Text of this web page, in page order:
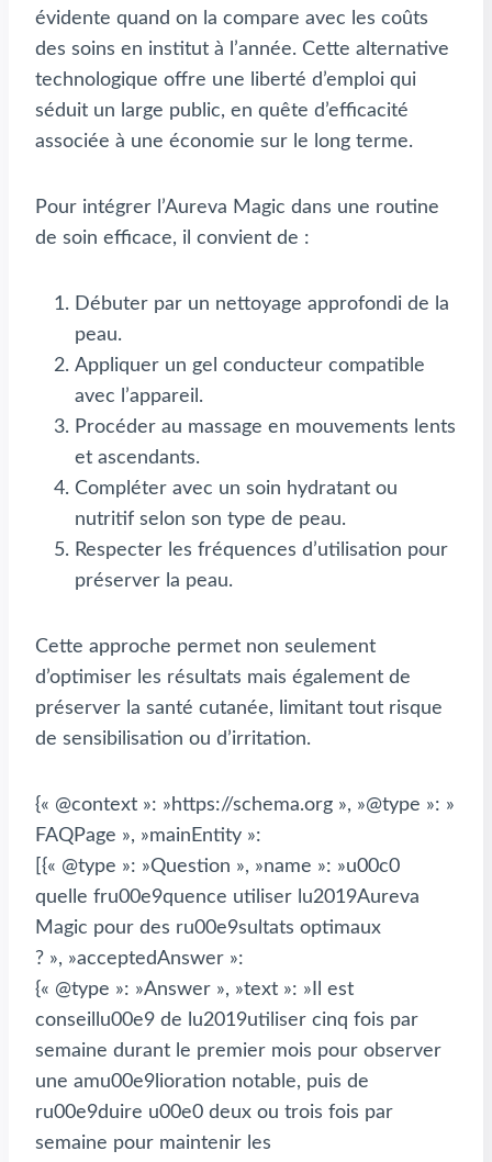
évidente quand on la compare avec les coûts
des soins en institut à l’année. Cette alternative
technologique offre une liberté d’emploi qui
séduit un large public, en quête d’efficacité
associée à une économie sur le long terme.
Pour intégrer l’Aureva Magic dans une routine
de soin efficace, il convient de :
Débuter par un nettoyage approfondi de la
peau.
Appliquer un gel conducteur compatible
avec l’appareil.
Procéder au massage en mouvements lents
et ascendants.
Compléter avec un soin hydratant ou
nutritif selon son type de peau.
Respecter les fréquences d’utilisation pour
préserver la peau.
Cette approche permet non seulement
d’optimiser les résultats mais également de
préserver la santé cutanée, limitant tout risque
de sensibilisation ou d’irritation.
{« @context »: »https://schema.org », »@type »: »
FAQPage », »mainEntity »:
[{« @type »: »Question », »name »: »u00c0
quelle fru00e9quence utiliser lu2019Aureva
Magic pour des ru00e9sultats optimaux
? », »acceptedAnswer »:
{« @type »: »Answer », »text »: »Il est
conseillu00e9 de lu2019utiliser cinq fois par
semaine durant le premier mois pour observer
une amu00e9lioration notable, puis de
ru00e9duire u00e0 deux ou trois fois par
semaine pour maintenir les